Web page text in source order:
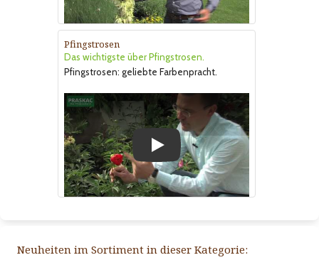
Pfingstrosen
Das wichtigste über Pfingstrosen.
Pfingstrosen: geliebte Farbenpracht.
Neuheiten im Sortiment in dieser Kategorie: